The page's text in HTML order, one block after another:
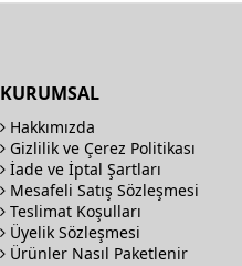
KURUMSAL
Hakkımızda
Gizlilik ve Çerez Politikası
İade ve İptal Şartları
Mesafeli Satış Sözleşmesi
Teslimat Koşulları
Üyelik Sözleşmesi
Ürünler Nasıl Paketlenir